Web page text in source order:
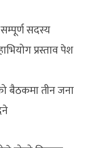
सदस्य
प्रस्ताव पेश
बैठकमा तीन जना